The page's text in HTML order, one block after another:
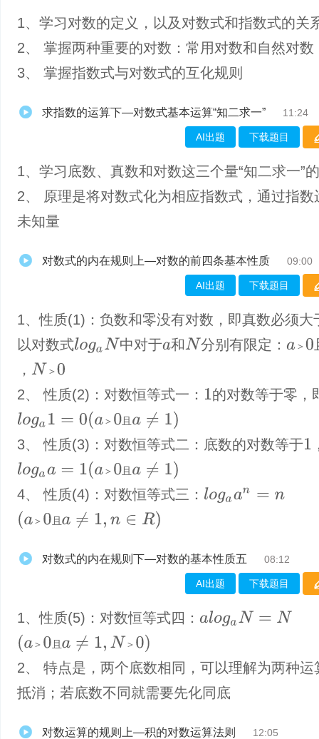
1、学习对数的定义，以及对数式和指数式的关
2、 掌握两种重要的对数：常用对数和自然对数
3、 掌握指数式与对数式的互化规则
求指数的运算下—对数式基本运算“知二求一” 11:24
AI出题 下载题目
1、学习底数、真数和对数这三个量“知二求一”
2、 原理是将对数式化为相应指数式，通过指数
未知量
对数式的内在规则上—对数的前四条基本性质 09:00
AI出题 下载题目
1、性质(1)：负数和零没有对数，即真数必须大
以对数式logaN 中对于a 和 N 分别有限定： ＞
a＞ 0
，
＞
N＞ 0
2、 性质(2)：对数恒等式一： 1 的对数等于零，
loga1 0 ＞ 且
(a＞ 且a≠1)
3、 性质(3)：对数恒等式二：底数的对数等于1
logaa 1 ＞ 且
(a＞ 且a≠1
4、 性质(4)：对数恒等式三： logaa =n
＞ 且
(a＞ 且 a≠1, n∈R )
对数式的内在规则下—对数的基本性质五 08:12
AI出题 下载题目
1、​性质(5)：对数恒等式四： alogaN N
＞ 且 ＞
(a＞ 且 a≠1, N＞ )
2、 特点是，两个底数相同，可以理解为两种运
抵消；若底数不同就需要先化同底
对数运算的规则上—积的对数运算法则 12:05